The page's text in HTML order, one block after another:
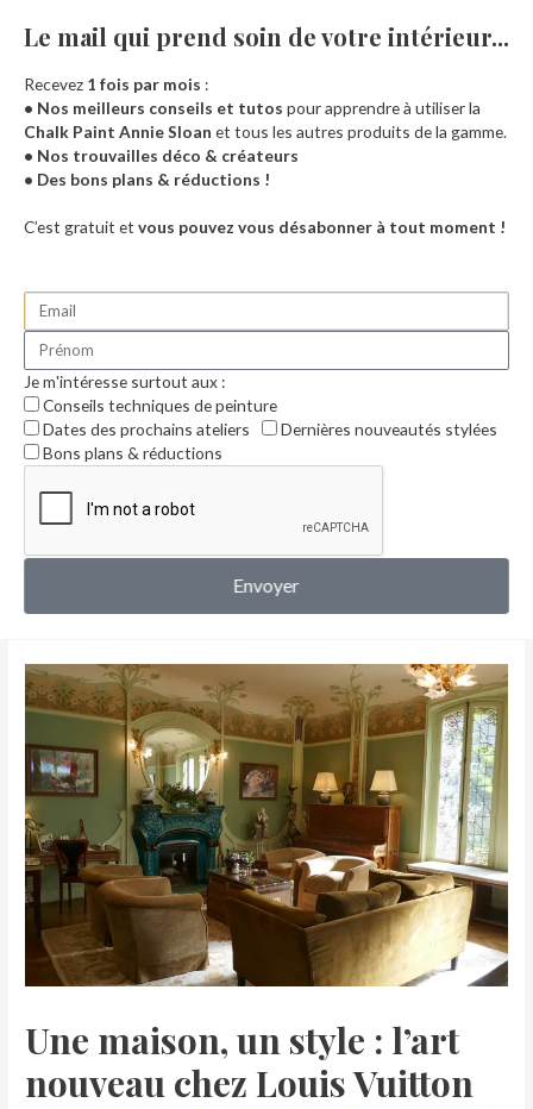
Accueil
MON COMPTE
Une maison, un style : l’art
nouveau chez Louis Vuitton
Le mail qui prend soin de votre intérieur...​
Recevez 1 fois par mois :
• Nos meilleurs conseils et tutos pour apprendre à utiliser la
Chalk Paint Annie Sloan et tous les autres produits de la gamme.
• Nos trouvailles déco & créateurs
• Des bons plans & réductions !
C’est gratuit et vous pouvez vous désabonner à tout moment !
Je m'intéresse surtout aux :
Conseils techniques de peinture
Dates des prochains ateliers
Dernières nouveautés stylées
Bons plans & réductions
Envoyer